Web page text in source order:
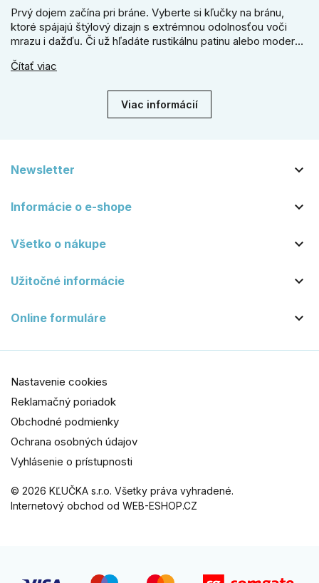
Prvý dojem začína pri bráne. Vyberte si kľučky na bránu,
ktoré spájajú štýlový dizajn s extrémnou odolnosťou voči
mrazu i dažďu. Či už hľadáte rustikálnu patinu alebo moderné
vydrží roky. Zabezpečte svoj vstup kvalitou, ktorá prežije
Čítať viac
Viac informácií
Newsletter 
Informácie o e-shope 
Všetko o nákupe 
Užitočné informácie 
Online formuláre 
© 2026 KĽUČKA s.r.o. Všetky práva vyhradené.
Internetový obchod od WEB-ESHOP.CZ
Nastavenie cookies
Reklamačný poriadok
Obchodné podmienky
Ochrana osobných údajov
Vyhlásenie o prístupnosti